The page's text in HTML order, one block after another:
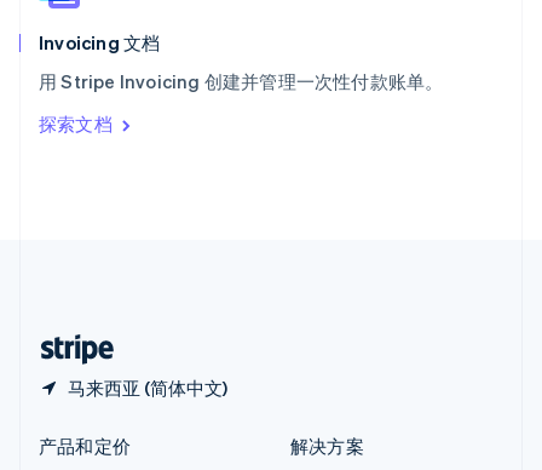
Invoicing 文档
用 Stripe Invoicing 创建并管理一次性付款账单。
探索文档
马来西亚 (简体中文)
匈牙利
English
ItalianoEnglish
印度
English
产品和定价
解决方案